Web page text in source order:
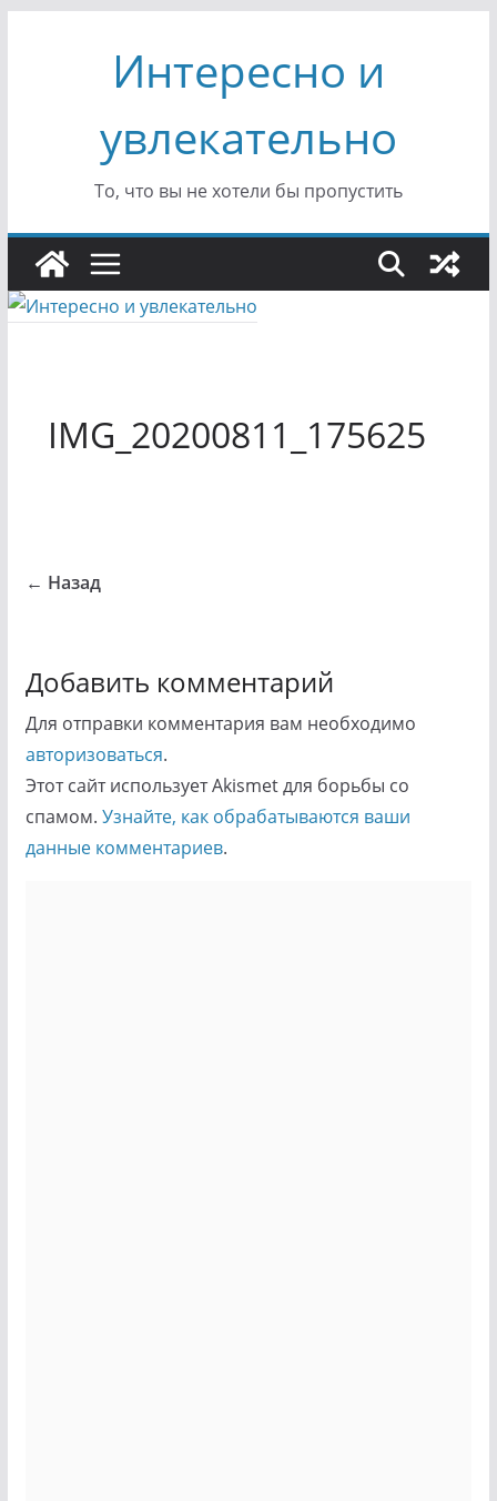
содержимомуИнтересно и
увлекательно
То, что вы не хотели бы пропустить
IMG_20200811_175625
← Назад
Добавить комментарий
Для отправки комментария вам необходимо
авторизоваться.
Этот сайт использует Akismet для борьбы со
спамом. Узнайте, как обрабатываются ваши
данные комментариев.